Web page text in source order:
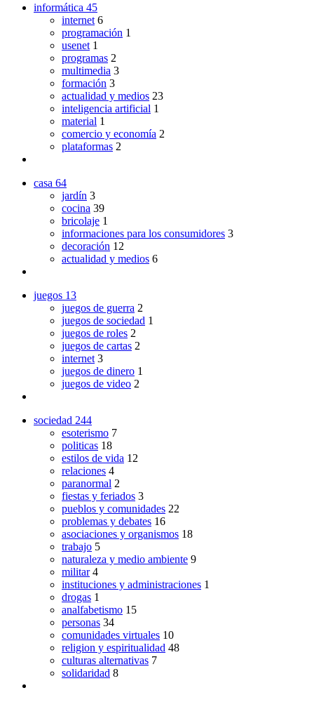
informática 45
internet 6
programación 1
usenet 1
programas 2
multimedia 3
formación 3
actualidad y medios 23
inteligencia artificial 1
material 1
comercio y economía 2
plataformas 2
casa 64
jardín 3
cocina 39
bricolaje 1
informaciones para los consumidores 3
decoración 12
actualidad y medios 6
juegos 13
juegos de guerra 2
juegos de sociedad 1
juegos de roles 2
juegos de cartas 2
internet 3
juegos de dinero 1
juegos de video 2
sociedad 244
esoterismo 7
politicas 18
estilos de vida 12
relaciones 4
paranormal 2
fiestas y feriados 3
pueblos y comunidades 22
problemas y debates 16
asociaciones y organismos 18
trabajo 5
naturaleza y medio ambiente 9
militar 4
instituciones y administraciones 1
drogas 1
analfabetismo 15
personas 34
comunidades virtuales 10
religion y espiritualidad 48
culturas alternativas 7
solidaridad 8